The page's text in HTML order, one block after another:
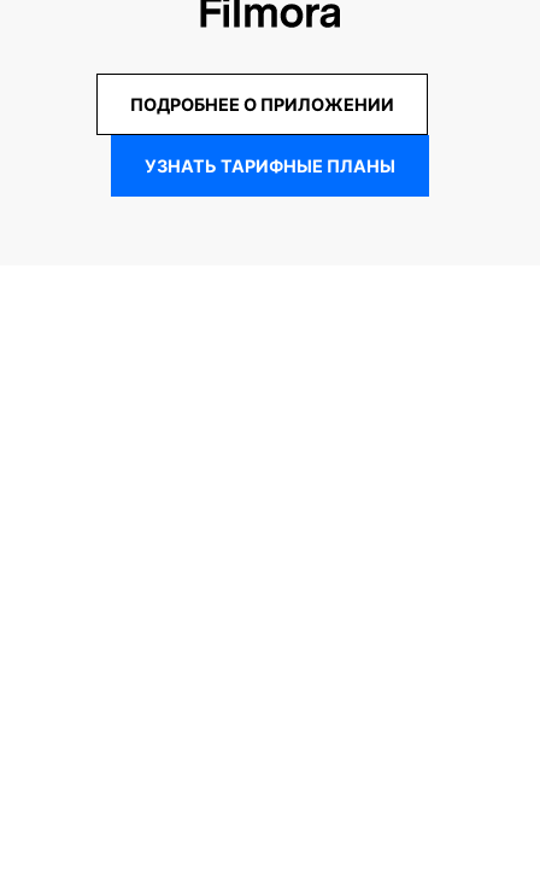
ПОДРОБНЕЕ О ПРИЛОЖЕНИИ
УЗНАТЬ ТАРИФНЫЕ ПЛАНЫ